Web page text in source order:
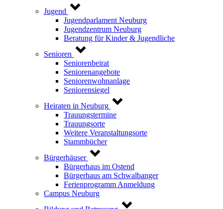
Jugend
Jugendparlament Neuburg
Jugendzentrum Neuburg
Beratung für Kinder & Jugendliche
Senioren
Seniorenbeirat
Seniorenangebote
Seniorenwohnanlage
Seniorensiegel
Heiraten in Neuburg
Trauungstermine
Trauungsorte
Weitere Veranstaltungsorte
Stammbücher
Bürgerhäuser
Bürgerhaus im Ostend
Bürgerhaus am Schwalbanger
Ferienprogramm Anmeldung
Campus Neuburg